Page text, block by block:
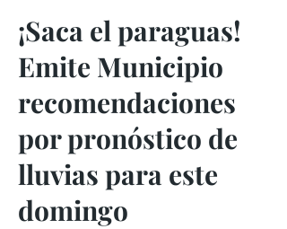
¡Saca el paraguas!
Emite Municipio
recomendaciones
por pronóstico de
lluvias para este
domingo